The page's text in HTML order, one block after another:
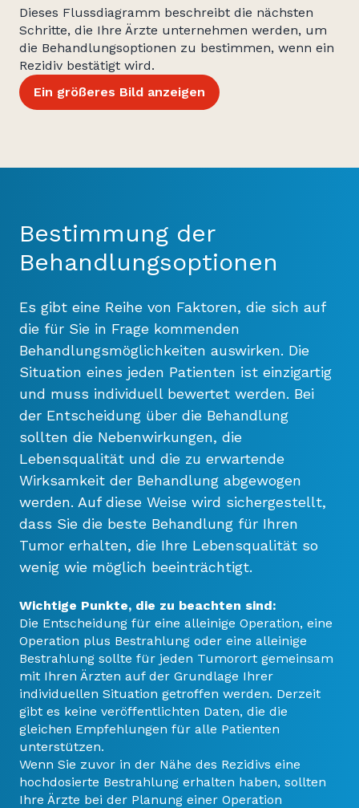
Dieses Flussdiagramm beschreibt die nächsten
Schritte, die Ihre Ärzte unternehmen werden, um
die Behandlungsoptionen zu bestimmen, wenn ein
Rezidiv bestätigt wird.
Ein größeres Bild anzeigen
Bestimmung der
Behandlungsoptionen
Es gibt eine Reihe von Faktoren, die sich auf
die für Sie in Frage kommenden
Behandlungsmöglichkeiten auswirken. Die
Situation eines jeden Patienten ist einzigartig
und muss individuell bewertet werden. Bei
der Entscheidung über die Behandlung
sollten die Nebenwirkungen, die
Lebensqualität und die zu erwartende
Wirksamkeit der Behandlung abgewogen
werden. Auf diese Weise wird sichergestellt,
dass Sie die beste Behandlung für Ihren
Tumor erhalten, die Ihre Lebensqualität so
wenig wie möglich beeinträchtigt.
Wichtige Punkte, die zu beachten sind:
Die Entscheidung für eine alleinige Operation, eine
Operation plus Bestrahlung oder eine alleinige
Bestrahlung sollte für jeden Tumorort gemeinsam
mit Ihren Ärzten auf der Grundlage Ihrer
individuellen Situation getroffen werden. Derzeit
gibt es keine veröffentlichten Daten, die die
gleichen Empfehlungen für alle Patienten
unterstützen.
Wenn Sie zuvor in der Nähe des Rezidivs eine
hochdosierte Bestrahlung erhalten haben, sollten
Ihre Ärzte bei der Planung einer Operation